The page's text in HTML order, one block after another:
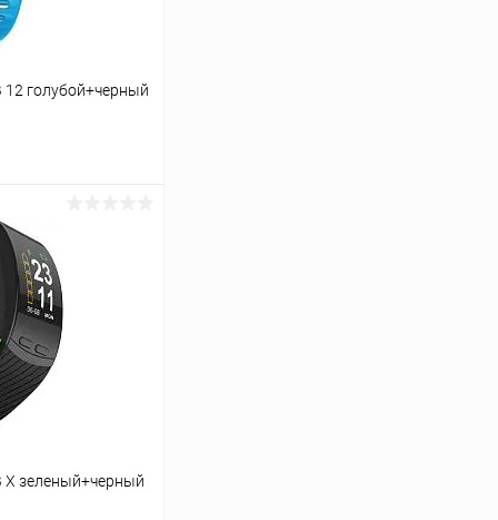
12 голубой+черный
К сравнению
В наличии
X зеленый+черный